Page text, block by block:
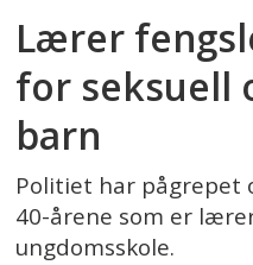
Lærer
for seksuell
barn
Politiet har pågrepet
40-årene som er
ungdomsskole.